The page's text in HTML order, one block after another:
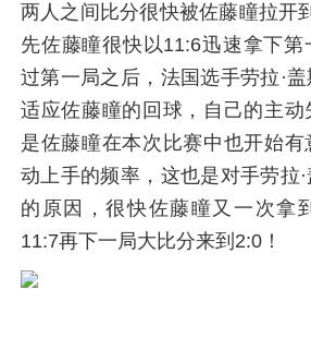
两人之间比分很快被佐藤瞳拉开
先佐藤瞳很快以11:6迅速拿下
过第一局之后，法国选手劳拉·
适应佐藤瞳的回球，自己的主
是佐藤瞳在本次比赛中也开始
动上手的频率，这也是对手劳拉
的原因，很快佐藤瞳又一次拿
11:7再下一局大比分来到2:0！